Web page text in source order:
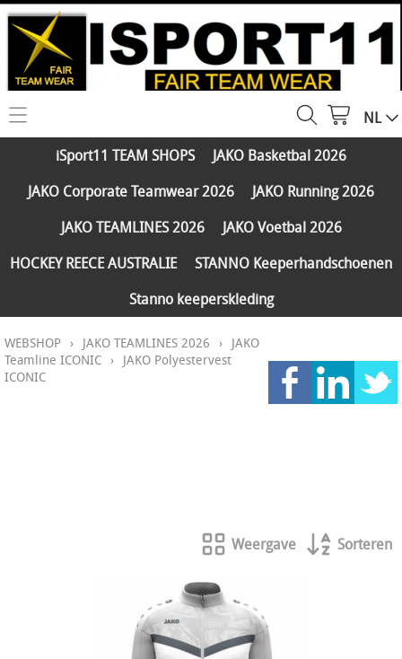
HOME
WEBSHOP
JAKO Running 2026
JAKO TEAMLINES 2026
PARTNERS
Klantengroepen
Verzending - betaling
CONTACT
NL
iSport11 TEAM SHOPS
JAKO Basketbal 2026
JAKO Corporate Teamwear 2026
JAKO Running 2026
JAKO TEAMLINES 2026
JAKO Voetbal 2026
HOCKEY REECE AUSTRALIE
STANNO Keeperhandschoenen
Stanno keeperskleding
WEBSHOP › JAKO TEAMLINES 2026 › JAKO
Teamline ICONIC › JAKO Polyestervest
ICONIC
Weergave Sorteren